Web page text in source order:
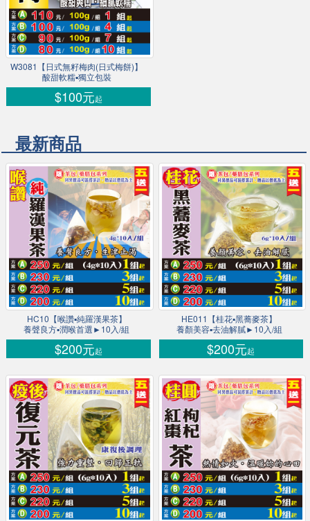
W3081【日式無籽梅肉(日式梅餅)】
酸甜軟糯▪獨立包裝
$100元起
最新商品
HC10【喉讚▪純羅漢果茶】
養聲良方▪潤喉首選►10入/組
$200元起
HE011【桂花▪黑蕎麥茶】
養顏美容▪去油解膩►10入/組
$200元起